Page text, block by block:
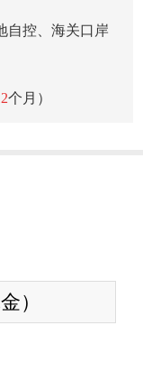
自控、海关口岸
个月）